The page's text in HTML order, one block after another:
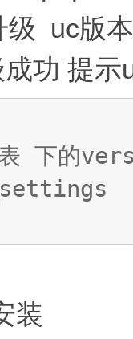
级 uc版
功 提示
表 下的
装